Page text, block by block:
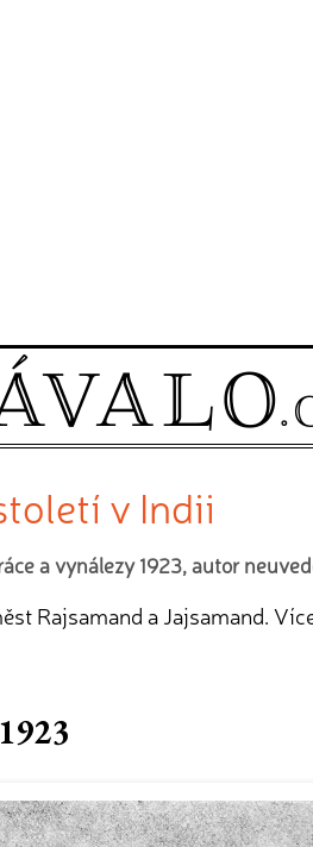
v Indii
a vynálezy 1923, autor
Rajsamand a Jajsamand.
1923